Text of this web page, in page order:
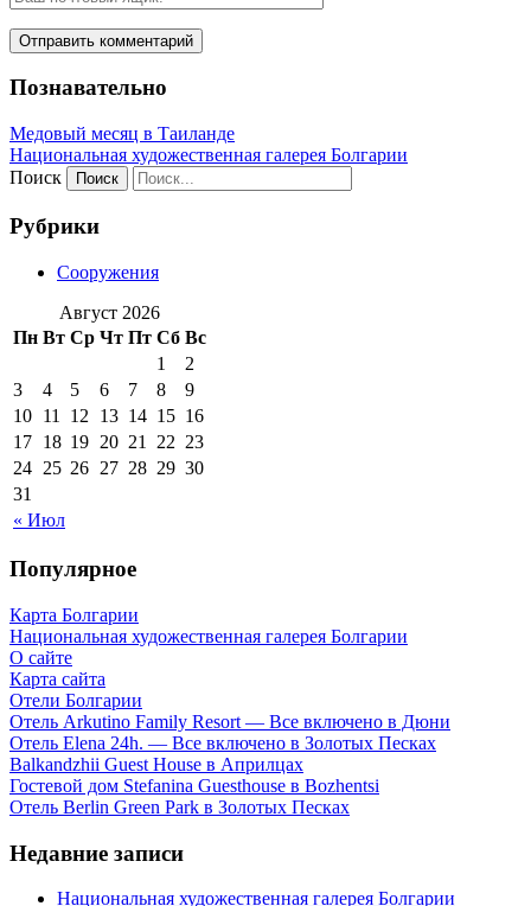
Познавательно
Медовый месяц в Таиланде
Национальная художественная галерея Болгарии
Поиск
Рубрики
Сооружения
Август 2026
Пн Вт Ср Чт Пт Сб Вс
« Июл
1
2
3
4 5 6 7 8
9
10 11 12 13 14 15 16
17 18 19 20 21 22 23
24 25 26 27 28 29 30
31
Популярное
Карта Болгарии
Национальная художественная галерея Болгарии
О сайте
Карта сайта
Отели Болгарии
Отель Arkutino Family Resort — Все включено в Дюни
Отель Elena 24h. — Все включено в Золотых Песках
Balkandzhii Guest House в Априлцах
Гостевой дом Stefanina Guesthouse в Bozhentsi
Отель Berlin Green Park в Золотых Песках
Недавние записи
Национальная художественная галерея Болгарии